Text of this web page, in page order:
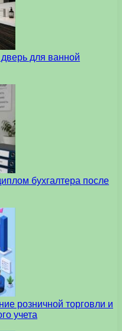
для ванной
бухгалтера после
розничной торговли и
учета